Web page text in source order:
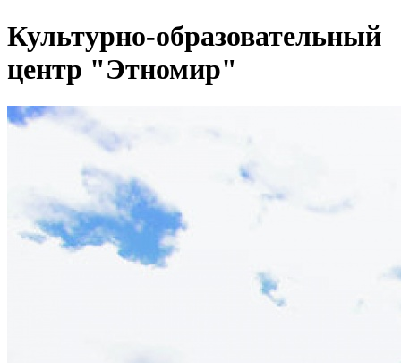
Культурно-образовательный
центр "Этномир"